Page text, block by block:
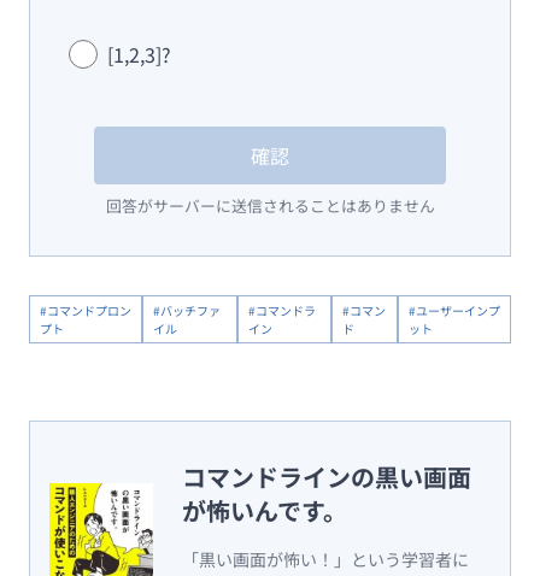
[1,2,3]?
確認
回答がサーバーに送信されることはありません
#コマンドプロン
プト
#バッチファ
イル
#コマンドラ
イン
#コマン
ド
#ユーザーインプ
ット
コマンドラインの黒い画面
が怖いんです。
「黒い画面が怖い！」という学習者に